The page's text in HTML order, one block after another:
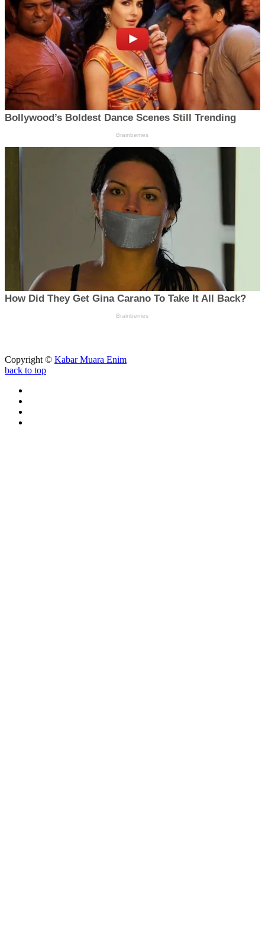
Copyright © Kabar Muara Enim
back to top